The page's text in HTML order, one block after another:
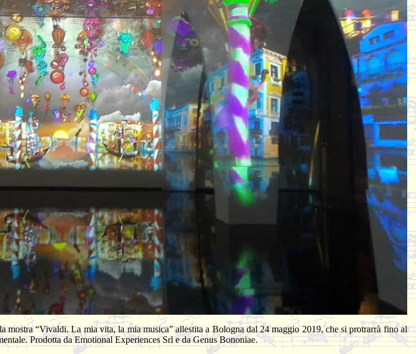
mostra “Vivaldi. La mia vita, la mia musica” allestita a Bologna dal 24 maggio 2019, che si protrarrà fino al
Prodotta da Emotional Experiences Srl e da Genus Bononiae.